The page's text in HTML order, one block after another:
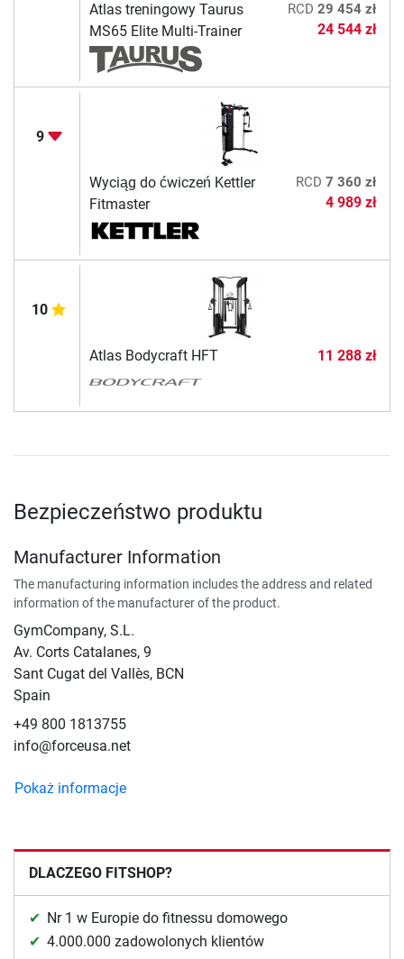
Atlas treningowy Taurus
MS65 Elite Multi-Trainer
RCD 29 454 zł
24 544 zł
9
Wyciąg do ćwiczeń Kettler
Fitmaster
RCD 7 360 zł
4 989 zł
10
Atlas Bodycraft HFT 11 288 zł
Bezpieczeństwo produktu
Manufacturer Information
The manufacturing information includes the address and related
information of the manufacturer of the product.
GymCompany, S.L.
Av. Corts Catalanes, 9
Sant Cugat del Vallès, BCN
Spain
+49 800 1813755
info@forceusa.net
Pokaż informacje
DLACZEGO FITSHOP?
Nr 1 w Europie do fitnessu domowego
4.000.000 zadowolonych klientów